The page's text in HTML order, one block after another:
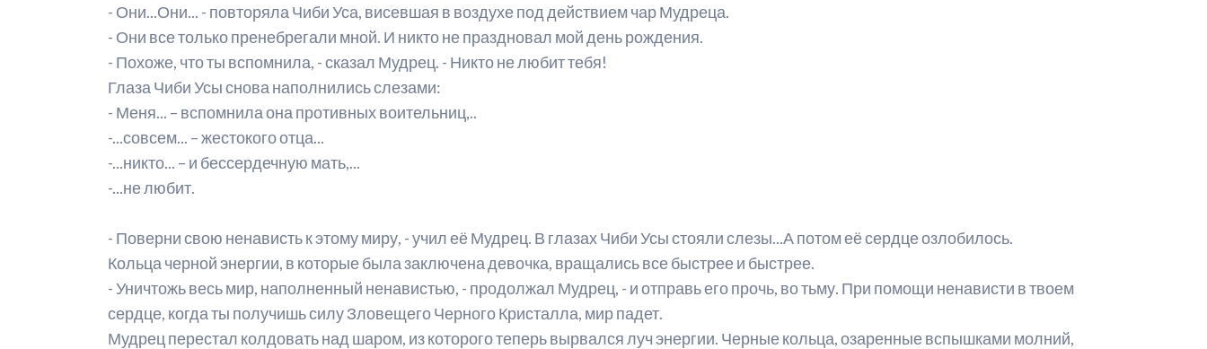
- Они...Они... - повторяла Чиби Уса, висевшая в воздухе под действием чар Мудреца.
- Они все только пренебрегали мной. И никто не праздновал мой день рождения.
- Похоже, что ты вспомнила, - сказал Мудрец. - Никто не любит тебя!
Глаза Чиби Усы снова наполнились слезами:
- Меня... – вспомнила она противных воительниц,..
-...совсем... – жестокого отца...
-...никто... – и бессердечную мать,...
-...не любит.
- Поверни свою ненависть к этому миру, - учил её Мудрец. В глазах Чиби Усы стояли слезы...А потом её сердце озлобилось.
Кольца черной энергии, в которые была заключена девочка, вращались все быстрее и быстрее.
- Уничтожь весь мир, наполненный ненавистью, - продолжал Мудрец, - и отправь его прочь, во тьму. При помощи ненависти в твоем
сердце, когда ты получишь силу Зловещего Черного Кристалла, мир падет.
Мудрец перестал колдовать над шаром, из которого теперь вырвался луч энергии. Черные кольца, озаренные вспышками молний,